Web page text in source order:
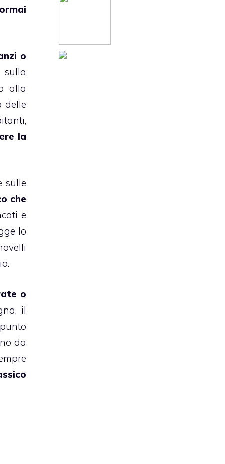
o
sulla
alla
delle
la
sulle
che
e
lo
o
, il
da